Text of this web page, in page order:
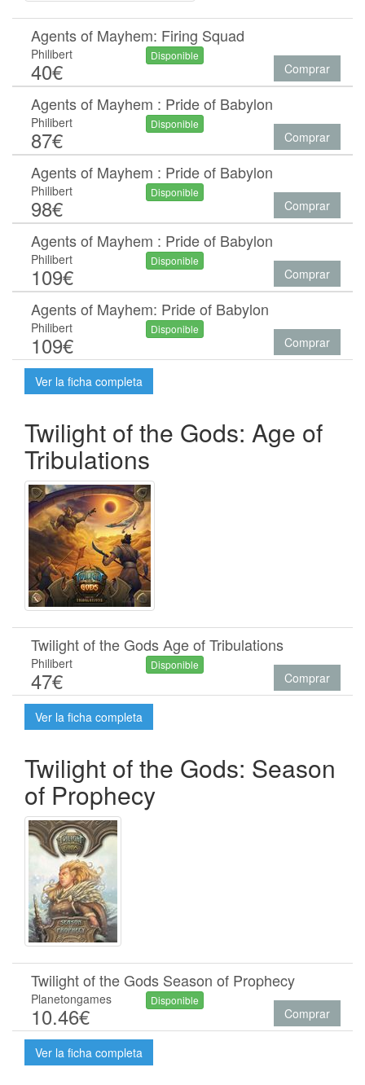
Agents of Mayhem: Firing Squad
Philibert
40€
Disponible
Comprar
Agents of Mayhem : Pride of Babylon
Philibert
87€
Disponible
Comprar
Agents of Mayhem : Pride of Babylon
Philibert
98€
Disponible
Comprar
Agents of Mayhem : Pride of Babylon
Philibert
109€
Disponible
Comprar
Agents of Mayhem: Pride of Babylon
Philibert
109€
Disponible
Comprar
Ver la ficha completa
Twilight of the Gods: Age of
Tribulations
Twilight of the Gods Age of Tribulations
Philibert
47€
Disponible
Comprar
Ver la ficha completa
Twilight of the Gods: Season
of Prophecy
Twilight of the Gods Season of Prophecy
Planetongames
10.46€
Disponible
Comprar
Ver la ficha completa